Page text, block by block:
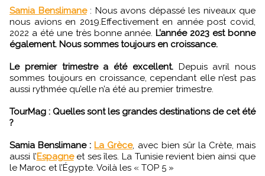
Samia Benslimane: Nous avons dépassé les niveaux que
nous avions en 2019.Effectivement en année post covid,
2022 a été une très bonne année. L’année 2023 est bonne
également. Nous sommes toujours en croissance.
Le premier trimestre a été excellent. Depuis avril nous
sommes toujours en croissance, cependant elle n’est pas
aussi rythmée qu’elle n’a été au premier trimestre.
TourMag : Quelles sont les grandes destinations de cet été
?
Samia Benslimane : La Grèce, avec bien sûr la Crète, mais
aussi l’Espagneet ses îles. La Tunisie revient bien ainsi que
le Maroc et l’Égypte. Voilà les « TOP 5 »